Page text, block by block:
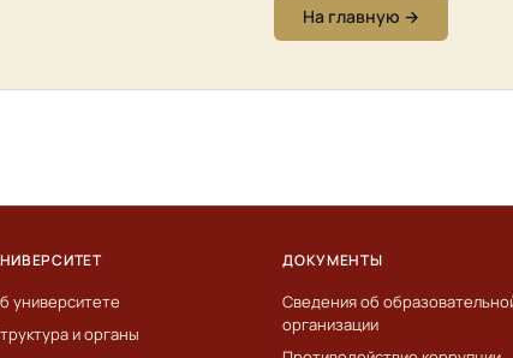
На главную →
университете
и органы
ДОКУМЕНТЫ
Сведения об
организации